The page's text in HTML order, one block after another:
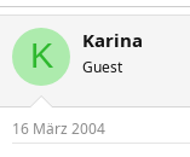
K Karina
Guest
16 März 2004